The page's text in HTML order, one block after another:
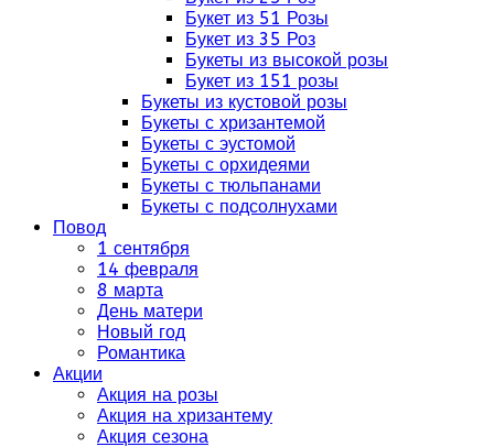
Букет из 51 Розы
Букет из 35 Роз
Букеты из высокой розы
Букет из 151 розы
Букеты из кустовой розы
Букеты с хризантемой
Букеты с эустомой
Букеты с орхидеями
Букеты с тюльпанами
Букеты с подсолнухами
Повод
1 сентября
14 февраля
8 марта
День матери
Новый год
Романтика
Акции
Акция на розы
Акция на хризантему
Акция сезона